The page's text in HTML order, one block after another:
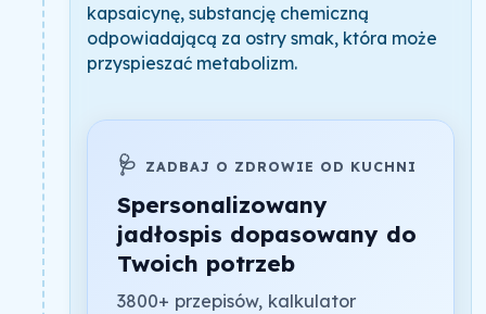
kapsaicynę, substancję chemiczną
odpowiadającą za ostry smak, która może
przyspieszać metabolizm.
🩺 ZADBAJ O ZDROWIE OD KUCHNI
Spersonalizowany
jadłospis dopasowany do
Twoich potrzeb
3800+ przepisów, kalkulator